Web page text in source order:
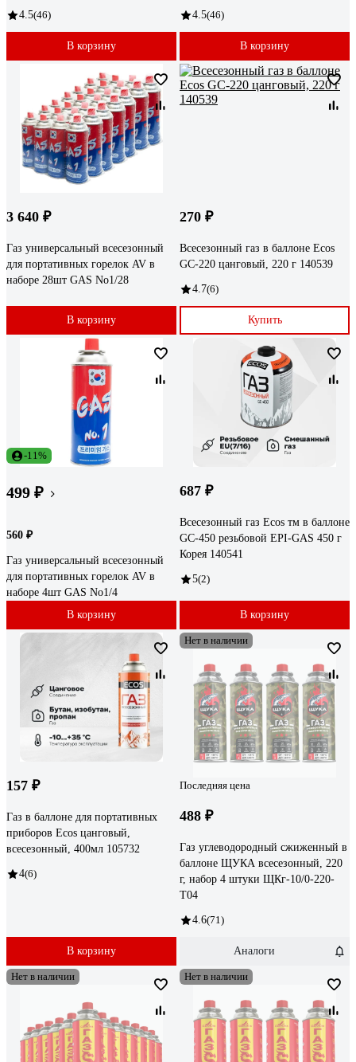
4.5(46)
В корзину
4.5(46)
В корзину
3 640 ₽
Газ универсальный всесезонный
для портативных горелок AV в
наборе 28шт GAS No1/28
В корзину
270 ₽
Всесезонный газ в баллоне Ecos
GC-220 цанговый, 220 г 140539
4.7(6)
Купить
-11%
499 ₽
560 ₽
Газ универсальный всесезонный
для портативных горелок AV в
наборе 4шт GAS No1/4
В корзину
687 ₽
Всесезонный газ Ecos тм в баллоне
GC-450 резьбовой EPI-GAS 450 г
Корея 140541
5(2)
В корзину
157 ₽
Газ в баллоне для портативных
приборов Ecos цанговый,
всесезонный, 400мл 105732
4(6)
В корзину
Нет в наличии
Последняя цена
488 ₽
Газ углеводородный сжиженный в
баллоне ЩУКА всесезонный, 220
г, набор 4 штуки ЩКг-10/0-220-
Т04
4.6(71)
Аналоги
Нет в наличии Нет в наличии